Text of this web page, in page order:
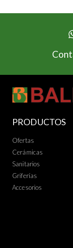
PRODUCTOS
Ofertas
Cerámicas
Sanitarios
Griferías
Accesorios